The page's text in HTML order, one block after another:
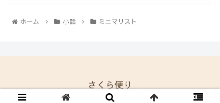
ホーム 小話 ミニマリスト
さくら便り
© 2021 さくら便り.